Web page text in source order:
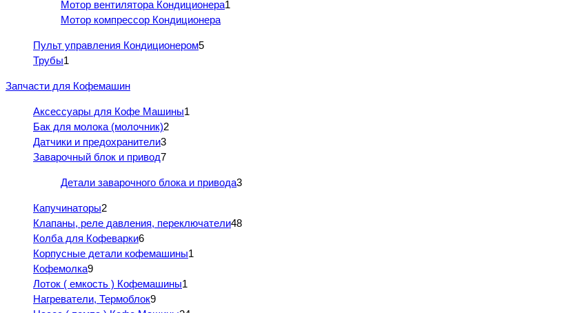
Мотор вентилятора Кондиционера1
Мотор компрессор Кондиционера
Пульт управления Кондиционером5
Трубы1
Запчасти для Кофемашин
Аксессуары для Кофе Машины1
Бак для молока (молочник)2
Датчики и предохранители3
Заварочный блок и привод7
Детали заварочного блока и привода3
Капучинаторы2
Клапаны, реле давления, переключатели48
Колба для Кофеварки6
Корпусные детали кофемашины1
Кофемолка9
Лоток ( емкость ) Кофемашины1
Нагреватели, Термоблок9